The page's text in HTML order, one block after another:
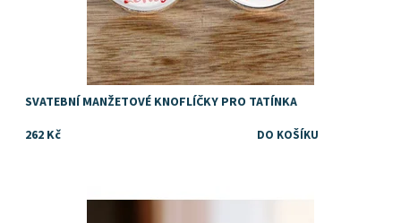
SVATEBNÍ MANŽETOVÉ KNOFLÍČKY PRO TATÍNKA
262 Kč